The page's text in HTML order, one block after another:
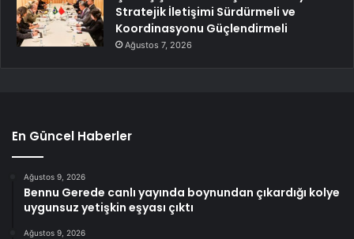
Stratejik İletişimi Sürdürmeli ve
Koordinasyonu Güçlendirmeli
Ağustos 7, 2026
En Güncel Haberler
Ağustos 9, 2026
Bennu Gerede canlı yayında boynundan çıkardığı kolye
uygunsuz yetişkin eşyası çıktı
Ağustos 9, 2026